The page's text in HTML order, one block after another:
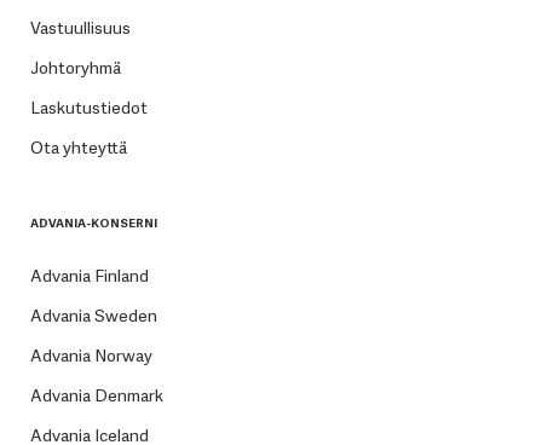
Vastuullisuus
Johtoryhmä
Laskutustiedot
Ota yhteyttä
ADVANIA-KONSERNI
Advania Finland
Advania Sweden
Advania Norway
Advania Denmark
Advania Iceland